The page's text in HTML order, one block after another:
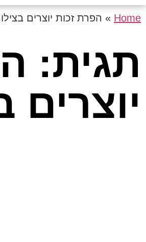
Home
» הפרת זכות יוצרים
תגית:
יוצרים